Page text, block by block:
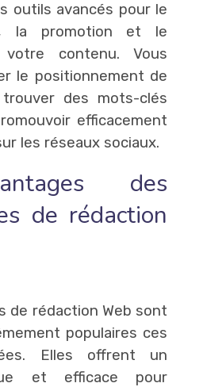
outils avancés pour le
la promotion et le
contenu. Vous
le positionnement de
des mots-clés
efficacement
les réseaux sociaux.
des
de rédaction
de rédaction Web sont
populaires ces
Elles offrent un
et efficace pour